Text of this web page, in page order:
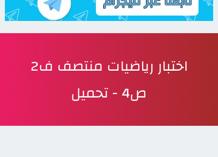
اختبار رياضيات منتصف ف2
ص4 - تحميل